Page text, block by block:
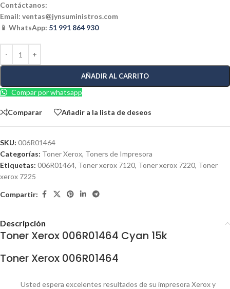
Contáctanos:
Email: ventas@jynsuministros.com
📱 WhatsApp: 51 991 864 930
AÑADIR AL CARRITO
Compar por whatsapp
Comparar Añadir a la lista de deseos
SKU: 006R01464
Categorías: Toner Xerox, Toners de Impresora
Etiquetas: 006R01464, Toner xerox 7120, Toner xerox 7220, Toner
xerox 7225
Compartir:
Descripción
Toner Xerox 006R01464 Cyan 15k
Toner Xerox 006R01464
Usted espera excelentes resultados de su impresora Xerox y